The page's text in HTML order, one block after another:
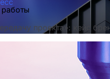
работы
проекта»: кейс